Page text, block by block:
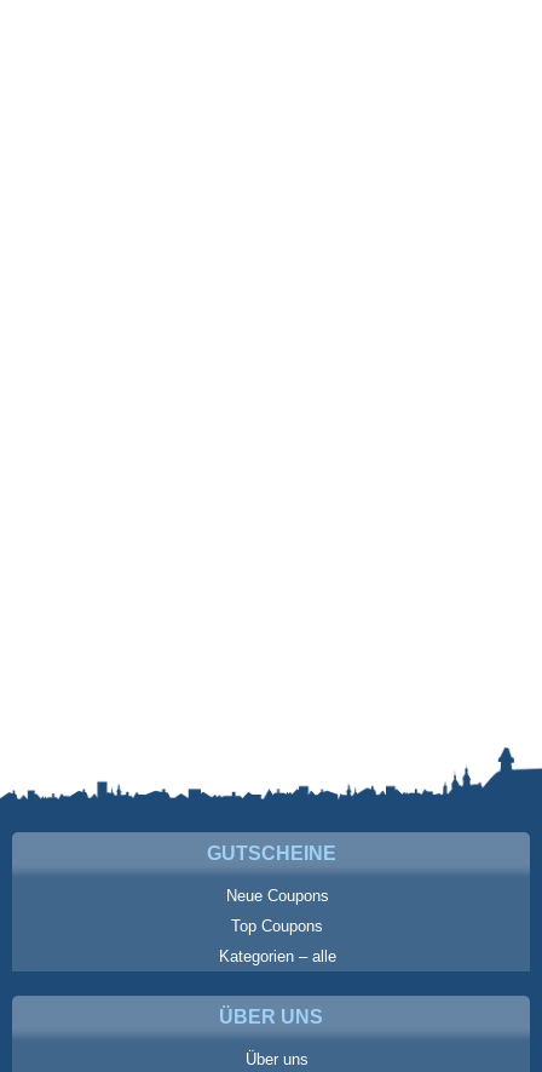
GUTSCHEINE
Neue Coupons
Top Coupons
Kategorien – alle
ÜBER UNS
Über uns